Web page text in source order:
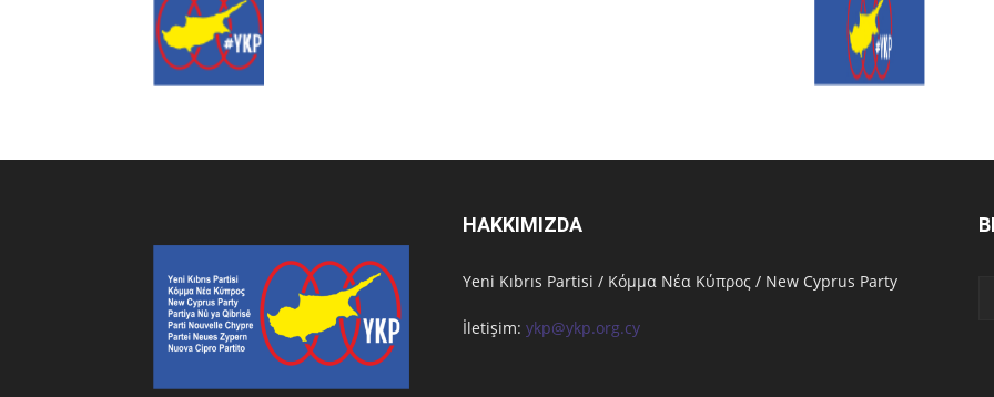
HAKKIMIZDA
Υeni Kıbrıs Partisi / Κόμμα Νέα Κύπρος / New Cyprus Party
İletişim: ykp@ykp.org.cy